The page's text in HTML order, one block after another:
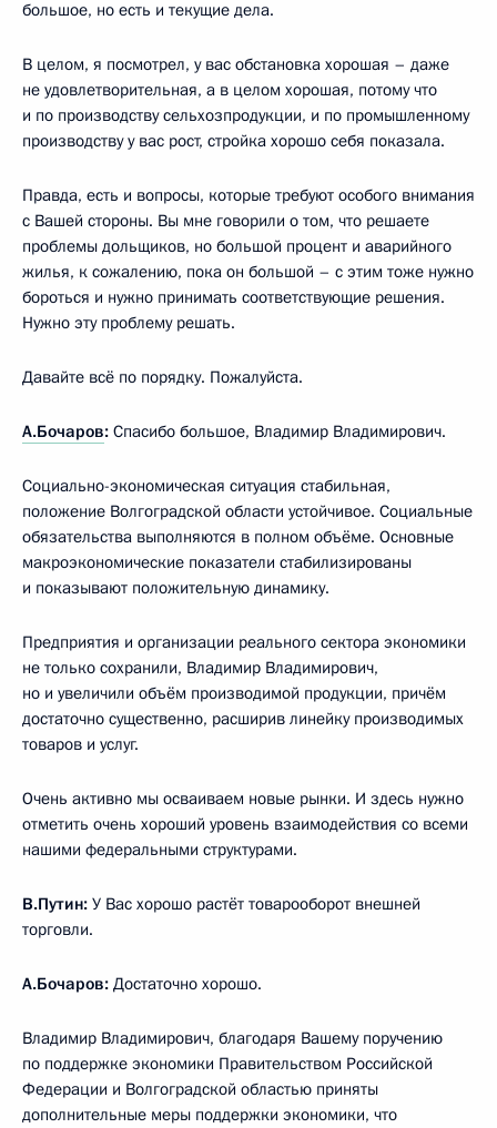
большое, но есть и текущие дела.
В целом, я посмотрел, у вас обстановка хорошая – даже
не удовлетворительная, а в целом хорошая, потому что
и по производству сельхозпродукции, и по промышленному
производству у вас рост, стройка хорошо себя показала.
Правда, есть и вопросы, которые требуют особого внимания
с Вашей стороны. Вы мне говорили о том, что решаете
проблемы дольщиков, но большой процент и аварийного
жилья, к сожалению, пока он большой – с этим тоже нужно
бороться и нужно принимать соответствующие решения.
Нужно эту проблему решать.
Давайте всё по порядку. Пожалуйста.
А.Бочаров: Спасибо большое, Владимир Владимирович.
Социально-экономическая ситуация стабильная,
положение Волгоградской области устойчивое. Социальные
обязательства выполняются в полном объёме. Основные
макроэкономические показатели стабилизированы
и показывают положительную динамику.
Предприятия и организации реального сектора экономики
не только сохранили, Владимир Владимирович,
но и увеличили объём производимой продукции, причём
достаточно существенно, расширив линейку производимых
товаров и услуг.
Очень активно мы осваиваем новые рынки. И здесь нужно
отметить очень хороший уровень взаимодействия со всеми
нашими федеральными структурами.
В.Путин: У Вас хорошо растёт товарооборот внешней
торговли.
А.Бочаров: Достаточно хорошо.
Владимир Владимирович, благодаря Вашему поручению
по поддержке экономики Правительством Российской
Федерации и Волгоградской областью приняты
дополнительные меры поддержки экономики, что